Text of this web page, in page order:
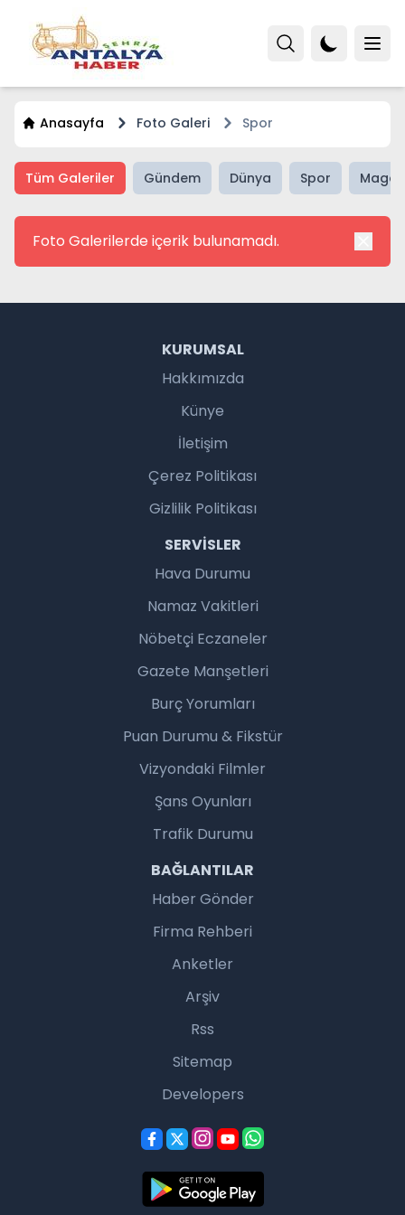
Anasayfa Foto Galeri Spor
Tüm Galeriler Gündem Dünya Spor
Foto Galerilerde içerik bulunamadı.
KURUMSAL
Hakkımızda
Künye
İletişim
Çerez Politikası
Gizlilik Politikası
SERVISLER
Hava Durumu
Namaz Vakitleri
Nöbetçi Eczaneler
Gazete Manşetleri
Burç Yorumları
Puan Durumu & Fikstür
Vizyondaki Filmler
Şans Oyunları
Trafik Durumu
BAĞLANTILAR
Haber Gönder
Firma Rehberi
Anketler
Arşiv
Rss
Sitemap
Developers